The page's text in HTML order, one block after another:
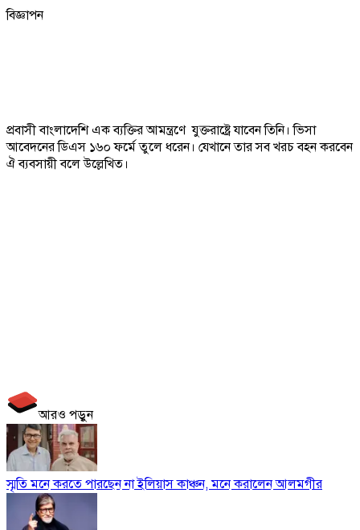
বিজ্ঞাপন
প্রবাসী বাংলাদেশি এক ব্যক্তির আমন্ত্রণে যুক্তরাষ্ট্রে যাবেন তিনি। ভিসা
আবেদনের ডিএস ১৬০ ফর্মে তুলে ধরেন। যেখানে তার সব খরচ বহন করবেন
ঐ ব্যবসায়ী বলে উল্লেখিত।
আরও পড়ুন
স্মৃতি মনে করতে পারছেন না ইলিয়াস কাঞ্চন, মনে করালেন আলমগীর